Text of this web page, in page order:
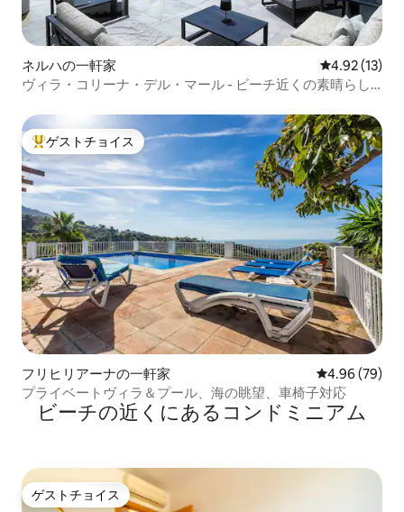
ネルハの一軒家 レビュー13
4.92 (13)
ヴィラ・コリーナ・デル・マール - ビーチ近くの素晴らし
大好評のゲストチョイスです。
ゲストチョイス
フリヒリアーナの一軒家 レビュー79
4.96 (79)
プライベートヴィラ＆プール、海の眺望、車椅子対応
ビーチの近くにあるコンドミニアム
ゲストチョイス
ゲストチョイス